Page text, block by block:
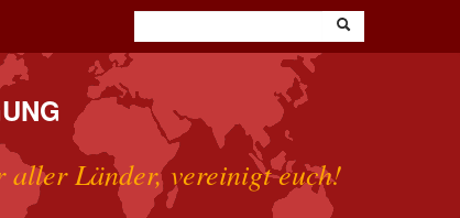
Länder, vereinigt euch!